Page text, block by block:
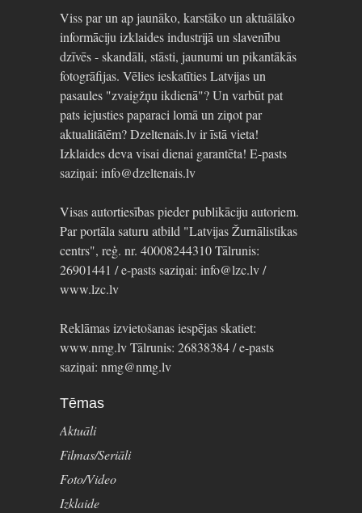
Viss par un ap jaunāko, karstāko un aktuālāko
informāciju izklaides industrijā un slavenību
dzīvēs - skandāli, stāsti, jaunumi un pikantākās
fotogrāfijas. Vēlies ieskatīties Latvijas un
pasaules "zvaigžņu ikdienā"? Un varbūt pat
pats iejusties paparaci lomā un ziņot par
aktualitātēm? Dzeltenais.lv ir īstā vieta!
Izklaides deva visai dienai garantēta! E-pasts
saziņai: info@dzeltenais.lv
Visas autortiesības pieder publikāciju autoriem.
Par portāla saturu atbild "Latvijas Žurnālistikas
centrs", reģ. nr. 40008244310 Tālrunis:
26901441 / e-pasts saziņai: info@lzc.lv /
www.lzc.lv
Reklāmas izvietošanas iespējas skatiet:
www.nmg.lv Tālrunis: 26838384 / e-pasts
saziņai: nmg@nmg.lv
Tēmas
Aktuāli
Filmas/Seriāli
Foto/Video
Izklaide